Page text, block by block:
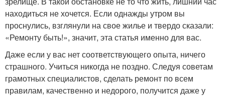
находиться не хочется. Если однажды утром вы
проснулись, взглянули на свое жилье и твердо сказали:
«Ремонту быть!», значит, эта статья именно для вас.
Даже если у вас нет соответствующего опыта, ничего
страшного. Учиться никогда не поздно. Следуя советам
грамотных специалистов, сделать ремонт по всем
правилам, качественно и недорого, получится даже у